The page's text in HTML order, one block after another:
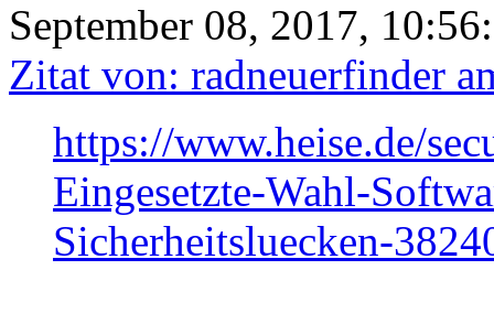
September 08, 2017,
Zitat von: radneuerfinder
https://www.heise.de/
Eingesetzte-Wahl-
Sicherheitsluecken-